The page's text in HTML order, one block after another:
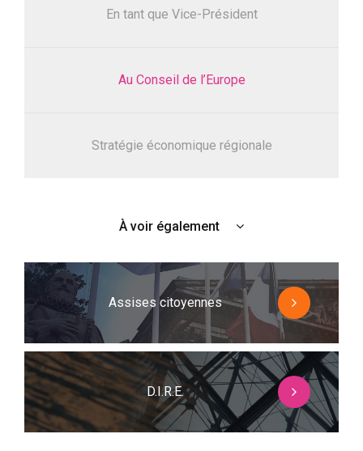
En tant que Vice-Président
Au Conseil de l’Europe
Stratégie économique régionale
À voir également
Assises citoyennes
D.I.R.E.